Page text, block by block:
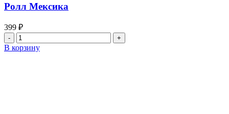
кляре
Ролл Мексика
399 ₽
Количество
товара
В корзину